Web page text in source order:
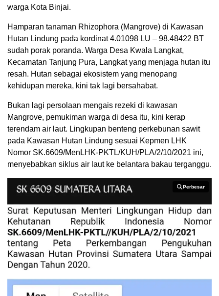
warga Kota Binjai.
Hamparan tanaman Rhizophora (Mangrove) di Kawasan
Hutan Lindung pada kordinat 4.01098 LU – 98.48422 BT
sudah porak poranda. Warga Desa Kwala Langkat,
Kecamatan Tanjung Pura, Langkat yang menjaga hutan itu
resah. Hutan sebagai ekosistem yang menopang
kehidupan mereka, kini tak lagi bersahabat.
Bukan lagi persolaan mengais rezeki di kawasan
Mangrove, pemukiman warga di desa itu, kini kerap
terendam air laut. Lingkupan benteng perkebunan sawit
pada Kawasan Hutan Lindung sesuai Kepmen LHK
Nomor SK.6609/MenLHK-PKTL/KUH/PLA/2/10/2021 ini,
menyebabkan siklus air laut ke belantara bakau terganggu.
Perbesar
Perbesar